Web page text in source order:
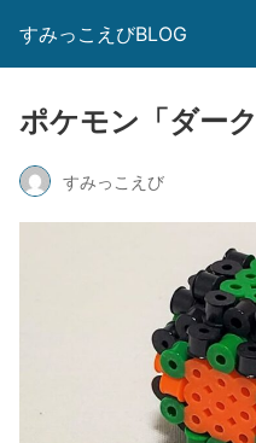
すみっこえびBLOG
ポケモン「ダー
すみっこえび